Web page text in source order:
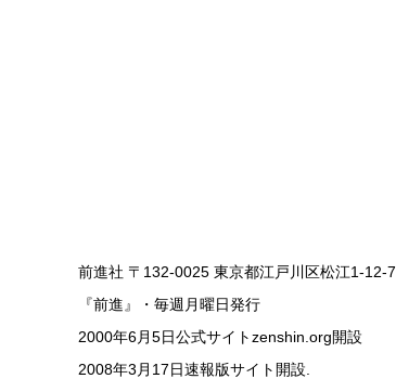
前進社 〒132-0025 東京都江戸川区松江1-12-7
『前進』・毎週月曜日発行
2000年6月5日公式サイトzenshin.org開設
2008年3月17日速報版サイト開設.